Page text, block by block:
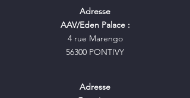
Adresse
AAV/Eden Palace :
4 rue Marengo
56300 PONTIVY
Adresse